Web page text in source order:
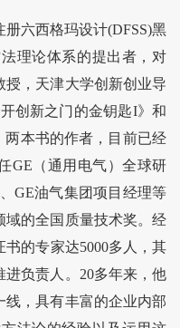
六西格玛设计(DFSS)黑
理论体系的提出者，对
，天津大学创新创业导
创新之门的金钥匙I》和
两本书的作者，目前已经
GE（通用电气）全球研
GE油气集团项目经理等
域的全国质量技术奖。经
的专家达5000多人，其
负责人。20多年来，他
，具有丰富的企业内部